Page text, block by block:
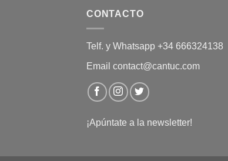
CONTACTO
Telf. y Whatsapp +34 666324138
Email contact@cantuc.com
¡Apúntate a la newsletter!